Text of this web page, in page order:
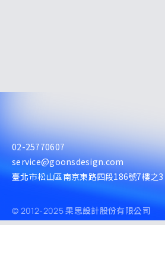
02-25770607
service@goonsdesign.com
臺北市松山區南京東路四段186號7樓之3
© 2012-2025 果思設計股份有限公司